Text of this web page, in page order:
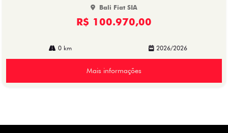
Bali Fiat SIA
R$ 100.970,00
0 km 2026/2026
Mais informações